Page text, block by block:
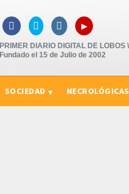
   ▸
PRIMER DIARIO DIGITAL DE
Fundado el 15 de Julio de 2002
SOCIEDAD NECROLÓGICAS